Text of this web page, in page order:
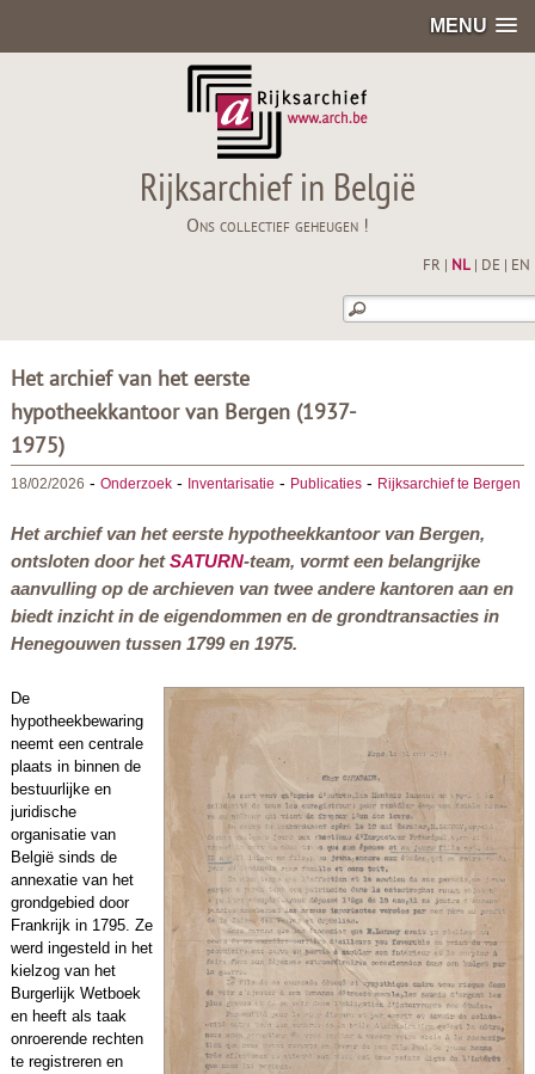
MENU
Rijksarchief in België
Ons collectief geheugen !
FR NL| DE EN
Het archief van het eerste
hypotheekkantoor van Bergen (1937-
1975)
18/02/2026 - Onderzoek- Inventarisatie - Publicaties- Rijksarchief te Bergen
Het archief van het eerste hypotheekkantoor van Bergen,
ontsloten door hetSATURN-team, vormt een belangrijke
aanvulling op de archieven van twee andere kantoren aan en
biedt inzicht in de eigendommen en de grondtransacties in
Henegouwen tussen 1799 en 1975.
De
hypotheekbewaring
neemt een centrale
plaats in binnen de
bestuurlijke en
juridische
organisatie van
België sinds de
annexatie van het
grondgebied door
Frankrijk in 1795. Ze
werd ingesteld in het
kielzog van het
Burgerlijk Wetboek
en heeft als taak
onroerende rechten
te registreren en